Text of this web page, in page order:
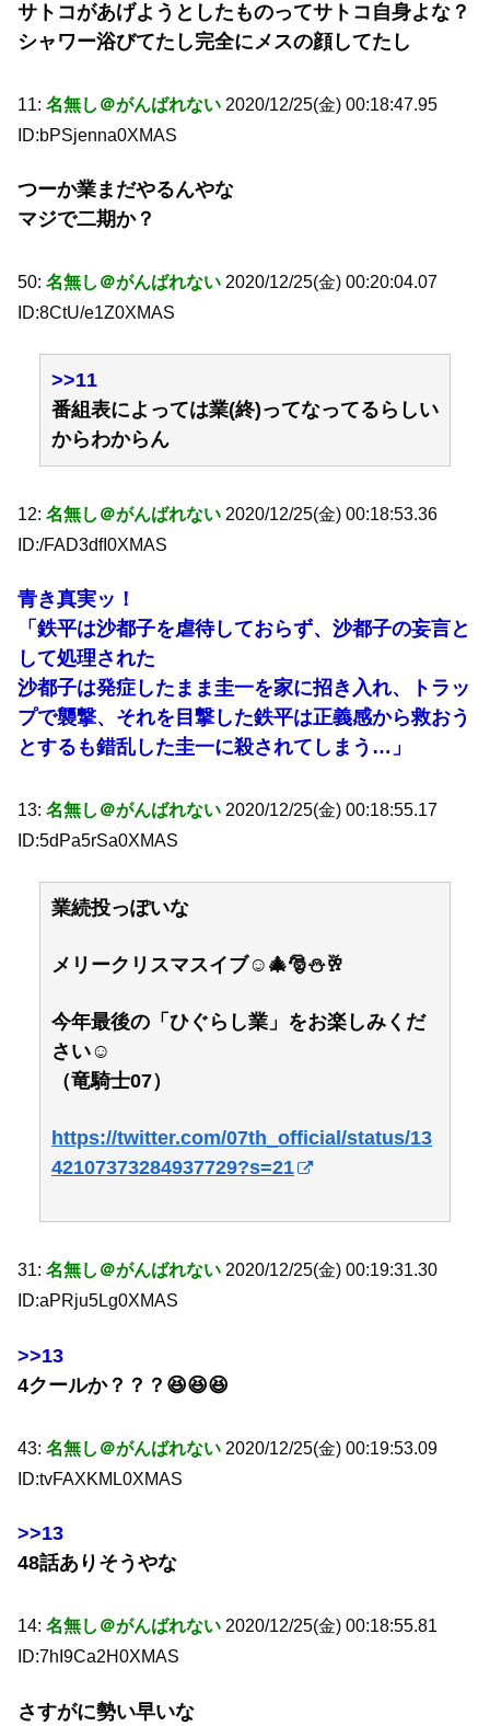
サトコがあげようとしたものってサトコ自身よな？
シャワー浴びてたし完全にメスの顔してたし
11: 名無し＠がんばれない 2020/12/25(金) 00:18:47.95
ID:bPSjenna0XMAS
つーか業まだやるんやな
マジで二期か？
50: 名無し＠がんばれない 2020/12/25(金) 00:20:04.07
ID:8CtU/e1Z0XMAS
>>11
番組表によっては業(終)ってなってるらしい
からわからん
12: 名無し＠がんばれない 2020/12/25(金) 00:18:53.36
ID:/FAD3dfI0XMAS
青き真実ッ！
「鉄平は沙都子を虐待しておらず、沙都子の妄言と
して処理された
沙都子は発症したまま圭一を家に招き入れ、トラッ
プで襲撃、それを目撃した鉄平は正義感から救おう
とするも錯乱した圭一に殺されてしまう…」
13: 名無し＠がんばれない 2020/12/25(金) 00:18:55.17
ID:5dPa5rSa0XMAS
業続投っぽいな
メリークリスマスイブ☺🎄🎅⛄🥂
今年最後の「ひぐらし業」をお楽しみくだ
さい☺
（竜騎士07）
https://twitter.com/07th_official/status/13
42107373284937729?s=21
31: 名無し＠がんばれない 2020/12/25(金) 00:19:31.30
ID:aPRju5Lg0XMAS
>>13
4クールか？？？😆😆😆
43: 名無し＠がんばれない 2020/12/25(金) 00:19:53.09
ID:tvFAXKML0XMAS
>>13
48話ありそうやな
14: 名無し＠がんばれない 2020/12/25(金) 00:18:55.81
ID:7hI9Ca2H0XMAS
さすがに勢い早いな